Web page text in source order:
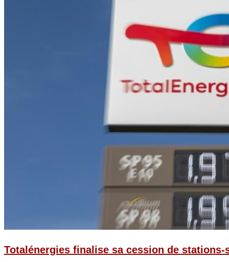
Totalénergies finalise sa cession de